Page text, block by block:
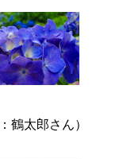
鶴太郎さん）